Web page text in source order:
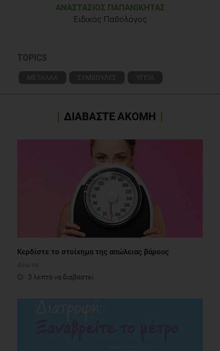
ΑΝΑΣΤΆΣΙΟΣ ΠΑΠΑΝΙΚΉΤΑΣ
Ειδικός Παθολόγος
TOPICS
ΜΕΤΑΛΛΑ ΣΥΜΒΟΥΛΕΣ ΥΓΕΙΑ
ΔΙΑΒΑΣΤΕ ΑΚΟΜΗ
Κερδίστε το στοίχημα της απώλειας βάρους
Δίαιτα
3 λεπτά να διαβαστεί